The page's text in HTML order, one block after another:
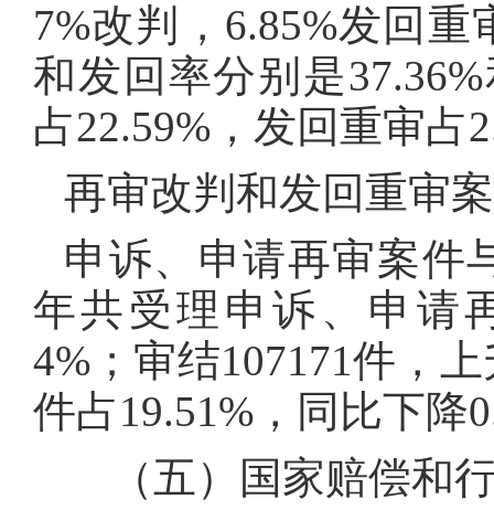
7%改判，6.85%发回
和发回率分别是
占22.59%，发回重审占
再审改判和发回重审
申诉、申请再审案件
年共受理申诉、申请
4%；审结107171件，
件占19.51%，同比下降
（五）国家赔偿和行